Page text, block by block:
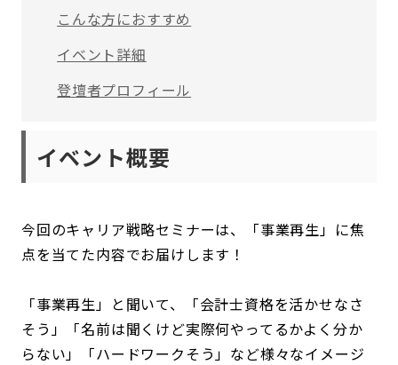
こんな方におすすめ
イベント詳細
登壇者プロフィール
イベント概要
今回のキャリア戦略セミナーは、「事業再生」に焦
点を当てた内容でお届けします！
「事業再生」と聞いて、「会計士資格を活かせなさ
そう」「名前は聞くけど実際何やってるかよく分か
らない」「ハードワークそう」など様々なイメージ